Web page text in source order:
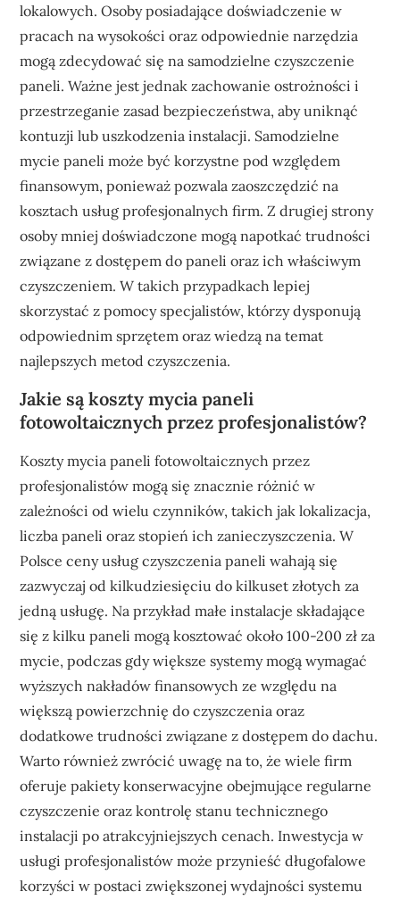
lokalowych. Osoby posiadające doświadczenie w
pracach na wysokości oraz odpowiednie narzędzia
mogą zdecydować się na samodzielne czyszczenie
paneli. Ważne jest jednak zachowanie ostrożności i
przestrzeganie zasad bezpieczeństwa, aby uniknąć
kontuzji lub uszkodzenia instalacji. Samodzielne
mycie paneli może być korzystne pod względem
finansowym, ponieważ pozwala zaoszczędzić na
kosztach usług profesjonalnych firm. Z drugiej strony
osoby mniej doświadczone mogą napotkać trudności
związane z dostępem do paneli oraz ich właściwym
czyszczeniem. W takich przypadkach lepiej
skorzystać z pomocy specjalistów, którzy dysponują
odpowiednim sprzętem oraz wiedzą na temat
najlepszych metod czyszczenia.
Jakie są koszty mycia paneli
fotowoltaicznych przez profesjonalistów?
Koszty mycia paneli fotowoltaicznych przez
profesjonalistów mogą się znacznie różnić w
zależności od wielu czynników, takich jak lokalizacja,
liczba paneli oraz stopień ich zanieczyszczenia. W
Polsce ceny usług czyszczenia paneli wahają się
zazwyczaj od kilkudziesięciu do kilkuset złotych za
jedną usługę. Na przykład małe instalacje składające
się z kilku paneli mogą kosztować około 100-200 zł za
mycie, podczas gdy większe systemy mogą wymagać
wyższych nakładów finansowych ze względu na
większą powierzchnię do czyszczenia oraz
dodatkowe trudności związane z dostępem do dachu.
Warto również zwrócić uwagę na to, że wiele firm
oferuje pakiety konserwacyjne obejmujące regularne
czyszczenie oraz kontrolę stanu technicznego
instalacji po atrakcyjniejszych cenach. Inwestycja w
usługi profesjonalistów może przynieść długofalowe
korzyści w postaci zwiększonej wydajności systemu